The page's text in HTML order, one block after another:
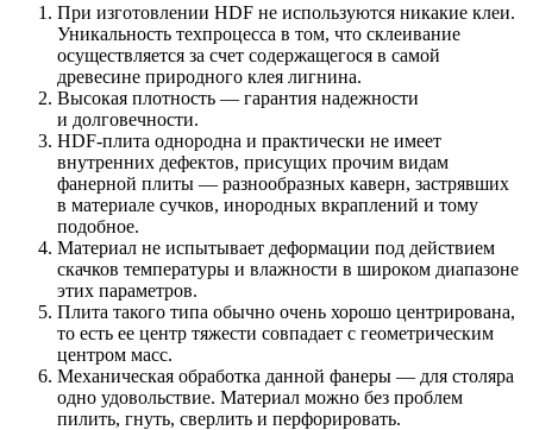
При изготовлении HDF не используются никакие клеи.
Уникальность техпроцесса в том, что склеивание
осуществляется за счет содержащегося в самой
древесине природного клея лигнина.
Высокая плотность — гарантия надежности
и долговечности.
HDF-плита однородна и практически не имеет
внутренних дефектов, присущих прочим видам
фанерной плиты — разнообразных каверн, застрявших
в материале сучков, инородных вкраплений и тому
подобное.
Материал не испытывает деформации под действием
скачков температуры и влажности в широком диапазоне
этих параметров.
Плита такого типа обычно очень хорошо центрирована,
то есть ее центр тяжести совпадает с геометрическим
центром масс.
Механическая обработка данной фанеры — для столяра
одно удовольствие. Материал можно без проблем
пилить, гнуть, сверлить и перфорировать.